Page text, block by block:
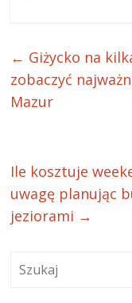
← Giżycko na
zobaczyć
Mazur
Ile kosztuje
uwagę planując
jeziorami →